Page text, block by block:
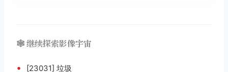
🕸️ 继续探索影像宇宙
• [23031] 垃圾